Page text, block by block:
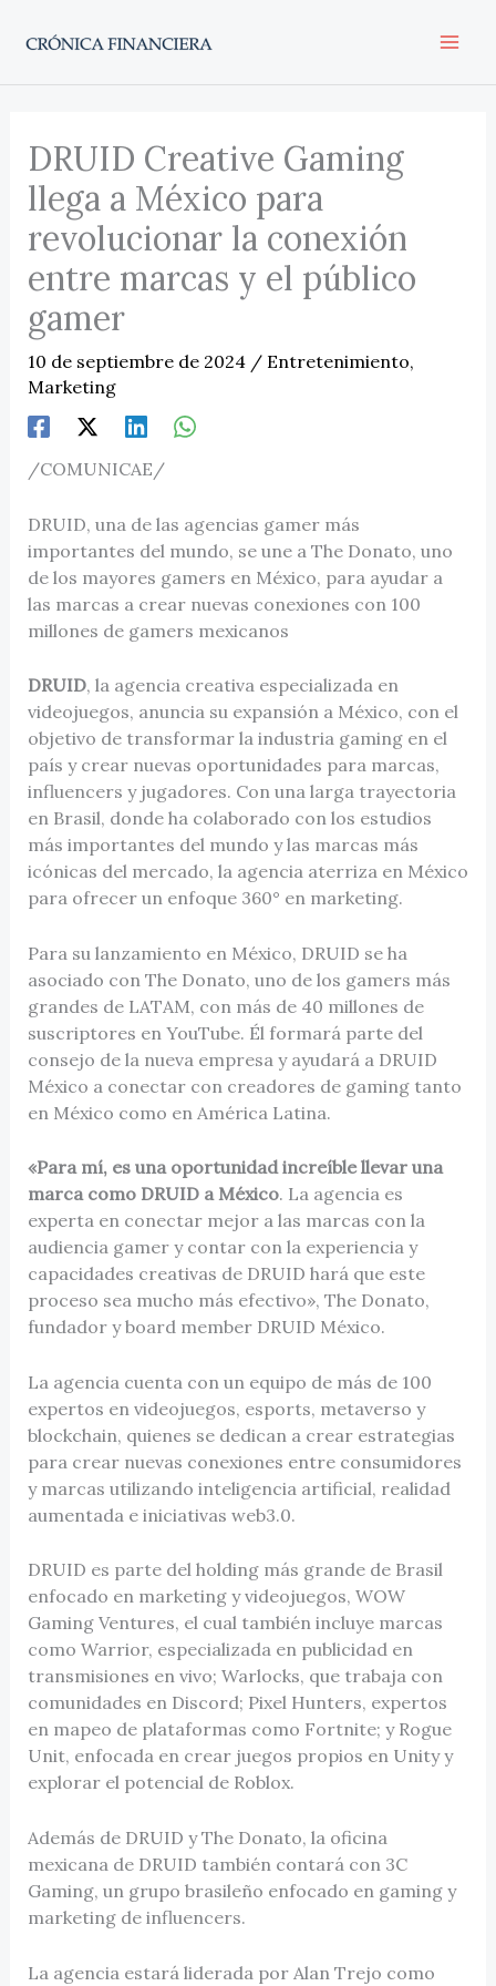
DRUID Creative Gaming
llega a México para
revolucionar la conexión
entre marcas y el público
gamer
10 de septiembre de 2024 / Entretenimiento,
Marketing
/COMUNICAE/
DRUID, una de las agencias gamer más
importantes del mundo, se une a The Donato, uno
de los mayores gamers en México, para ayudar a
las marcas a crear nuevas conexiones con 100
millones de gamers mexicanos
DRUID, la agencia creativa especializada en
videojuegos, anuncia su expansión a México, con el
objetivo de transformar la industria gaming en el
país y crear nuevas oportunidades para marcas,
influencers y jugadores. Con una larga trayectoria
en Brasil, donde ha colaborado con los estudios
más importantes del mundo y las marcas más
icónicas del mercado, la agencia aterriza en México
para ofrecer un enfoque 360° en marketing.
Para su lanzamiento en México, DRUID se ha
asociado con The Donato, uno de los gamers más
grandes de LATAM, con más de 40 millones de
suscriptores en YouTube. Él formará parte del
consejo de la nueva empresa y ayudará a DRUID
México a conectar con creadores de gaming tanto
en México como en América Latina.
«Para mí, es una oportunidad increíble llevar una
marca como DRUID a México. La agencia es
experta en conectar mejor a las marcas con la
audiencia gamer y contar con la experiencia y
capacidades creativas de DRUID hará que este
proceso sea mucho más efectivo», The Donato,
fundador y board member DRUID México.
La agencia cuenta con un equipo de más de 100
expertos en videojuegos, esports, metaverso y
blockchain, quienes se dedican a crear estrategias
para crear nuevas conexiones entre consumidores
y marcas utilizando inteligencia artificial, realidad
aumentada e iniciativas web3.0.
DRUID es parte del holding más grande de Brasil
enfocado en marketing y videojuegos, WOW
Gaming Ventures, el cual también incluye marcas
como Warrior, especializada en publicidad en
transmisiones en vivo; Warlocks, que trabaja con
comunidades en Discord; Pixel Hunters, expertos
en mapeo de plataformas como Fortnite; y Rogue
Unit, enfocada en crear juegos propios en Unity y
explorar el potencial de Roblox.
Además de DRUID y The Donato, la oficina
mexicana de DRUID también contará con 3C
Gaming, un grupo brasileño enfocado en gaming y
marketing de influencers.
La agencia estará liderada por Alan Trejo como